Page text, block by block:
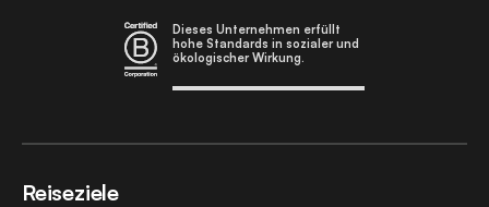
Dieses Unternehmen erfüllt
hohe Standards in sozialer und
ökologischer Wirkung.
Reiseziele